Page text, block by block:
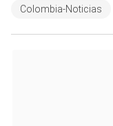
Colombia-Noticias